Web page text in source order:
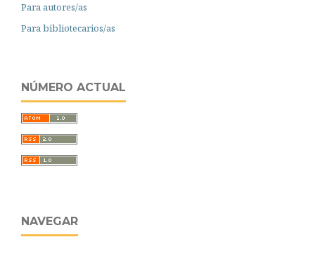
Para autores/as
Para bibliotecarios/as
NÚMERO ACTUAL
NAVEGAR